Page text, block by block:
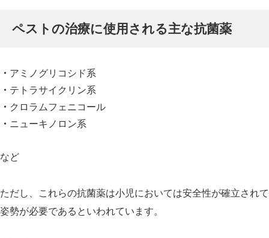
ペストの治療に使用される主な抗菌薬
アミノグリコシド系
テトラサイクリン系
クロラムフェニコール
ニューキノロン系
など
ただし、これらの抗菌薬は小児においては安全性が確立され
姿勢が必要であるといわれています。